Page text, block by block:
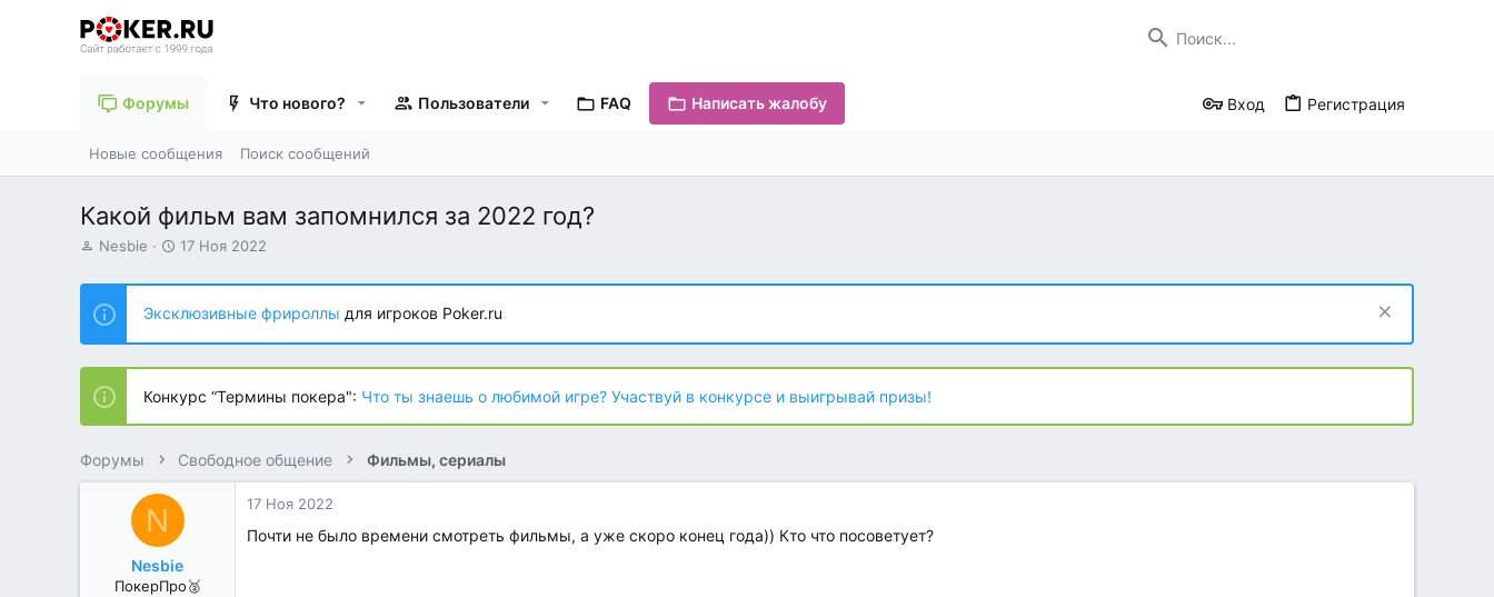
Форумы Что нового? Пользователи FAQ Написать жалобу Вход Регистрация
Новые сообщения Поиск сообщений
Какой фильм вам запомнился за 2022 год?
А
т
о
р
т
е
м
ы
Nesbie
Д
т
н
а
ч
л
а
17 Ноя 2022
Эксклюзивные фрироллы для игроков Poker.ru
Конкурс “Термины покера": Что ты знаешь о любимой игре? Участвуй в конкурсе и выигрывай призы!
Форумы Свободное общение Фильмы, сериалы
N
Nesbie
ПокерПро🥈
17 Ноя 2022
Почти не было времени смотреть фильмы, а уже скоро конец года)) Кто что посоветует?